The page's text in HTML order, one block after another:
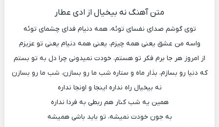
متن آهنگ نه بیخیال از ادی عطار
توی گوشم صدای نفسای توئه، همه دنیام فدای چشمای توئه
واسه من عشق یعنی همه چیزم، یعنی همه دنیام یعنی تو عزیزم
از امروز هر جا برم فکر تو هستم، خودت نمیدونی چرا دل به تو بستم
که دنیا رو بسازم، بذار ماه و ستاره شب ما رو بسازن، شب ما رو بسازن
نه بیخیال راه نداره اینجا و اونجا نداره
همین یه شب کنار هم ربطی به فردا نداره
به جون خودت نمیشه، تو باید باشی همیشه